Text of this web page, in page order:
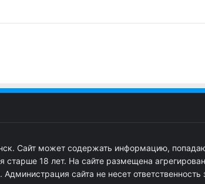
Сайт может содержать информацию,
старше 18 лет. На сайте размещена
Администрация сайта не несет